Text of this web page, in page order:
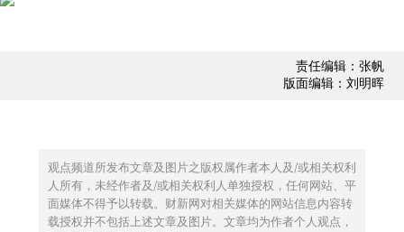
责任编辑：张帆
版面编辑：刘明晖
观点频道所发布文章及图片之版权属作者本人及/或相关权利
人所有，未经作者及/或相关权利人单独授权，任何网站、平
面媒体不得予以转载。财新网对相关媒体的网站信息内容转
载授权并不包括上述文章及图片。文章均为作者个人观点，